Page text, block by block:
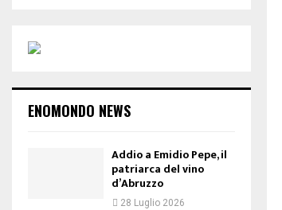
ENOMONDO NEWS
Addio a Emidio Pepe, il
patriarca del vino
d’Abruzzo
28 Luglio 2026